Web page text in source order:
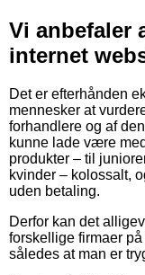
Vi anbefaler
internet
Det er efterhånden
mennesker at
forhandlere og af
kunne lade være
produkter – til
kvinder – kolossalt,
uden betaling.
Derfor kan det
forskellige firmaer
således at man er